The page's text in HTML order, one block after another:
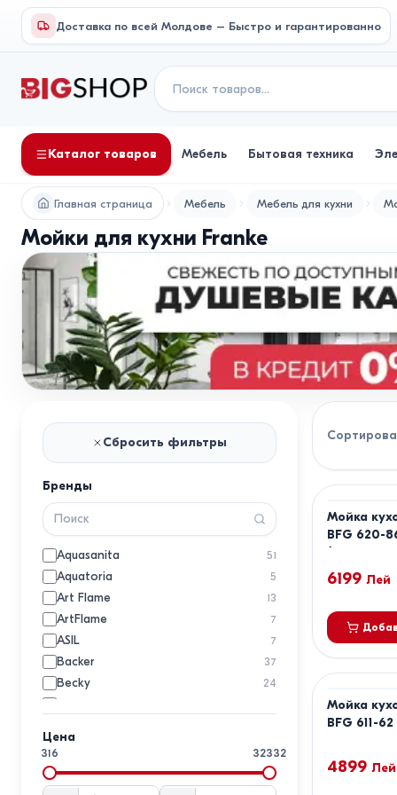
Доставка по всей Молдове – Быстро и гарантированно
Каталог товаров Мебель Бытовая техника
Главная страница Мебель Мебель для кухни
Мойки для кухни Franke
Сбросить фильтры
Бренды
Aquasanita 51
Aquatoria 5
Art Flame 13
ArtFlame 7
ASIL 7
Backer 37
Becky 24
2
Dr. Gans 30
EcoStone 1
Цена
316 32332
Мойка
BFG 620-
6199 Лей
Мойка
BFG 611-
4899 Лей